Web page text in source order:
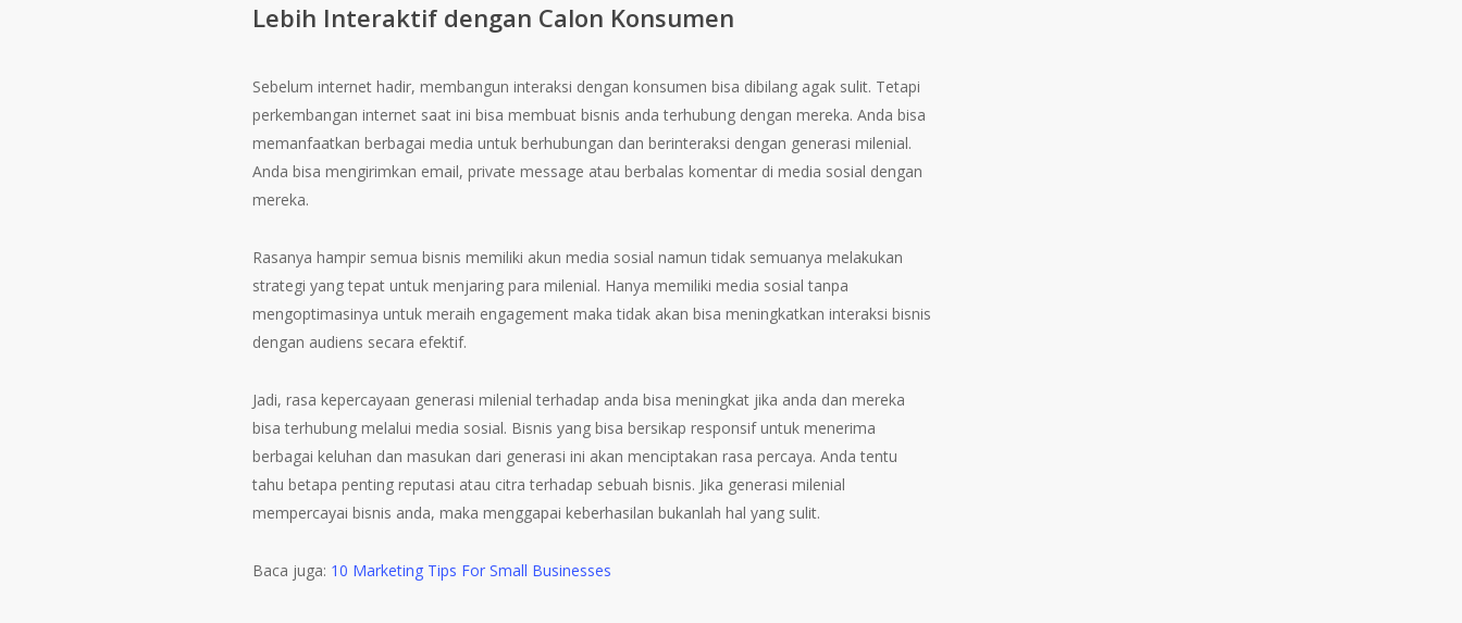
Lebih Interaktif dengan Calon Konsumen
Sebelum internet hadir, membangun interaksi dengan konsumen bisa dibilang agak sulit. Tetapi
perkembangan internet saat ini bisa membuat bisnis anda terhubung dengan mereka. Anda bisa
memanfaatkan berbagai media untuk berhubungan dan berinteraksi dengan generasi milenial.
Anda bisa mengirimkan email, private message atau berbalas komentar di media sosial dengan
mereka.
Rasanya hampir semua bisnis memiliki akun media sosial namun tidak semuanya melakukan
strategi yang tepat untuk menjaring para milenial. Hanya memiliki media sosial tanpa
mengoptimasinya untuk meraih engagement maka tidak akan bisa meningkatkan interaksi bisnis
dengan audiens secara efektif.
Jadi, rasa kepercayaan generasi milenial terhadap anda bisa meningkat jika anda dan mereka
bisa terhubung melalui media sosial. Bisnis yang bisa bersikap responsif untuk menerima
berbagai keluhan dan masukan dari generasi ini akan menciptakan rasa percaya. Anda tentu
tahu betapa penting reputasi atau citra terhadap sebuah bisnis. Jika generasi milenial
mempercayai bisnis anda, maka menggapai keberhasilan bukanlah hal yang sulit.
Baca juga: 10 Marketing Tips For Small Businesses